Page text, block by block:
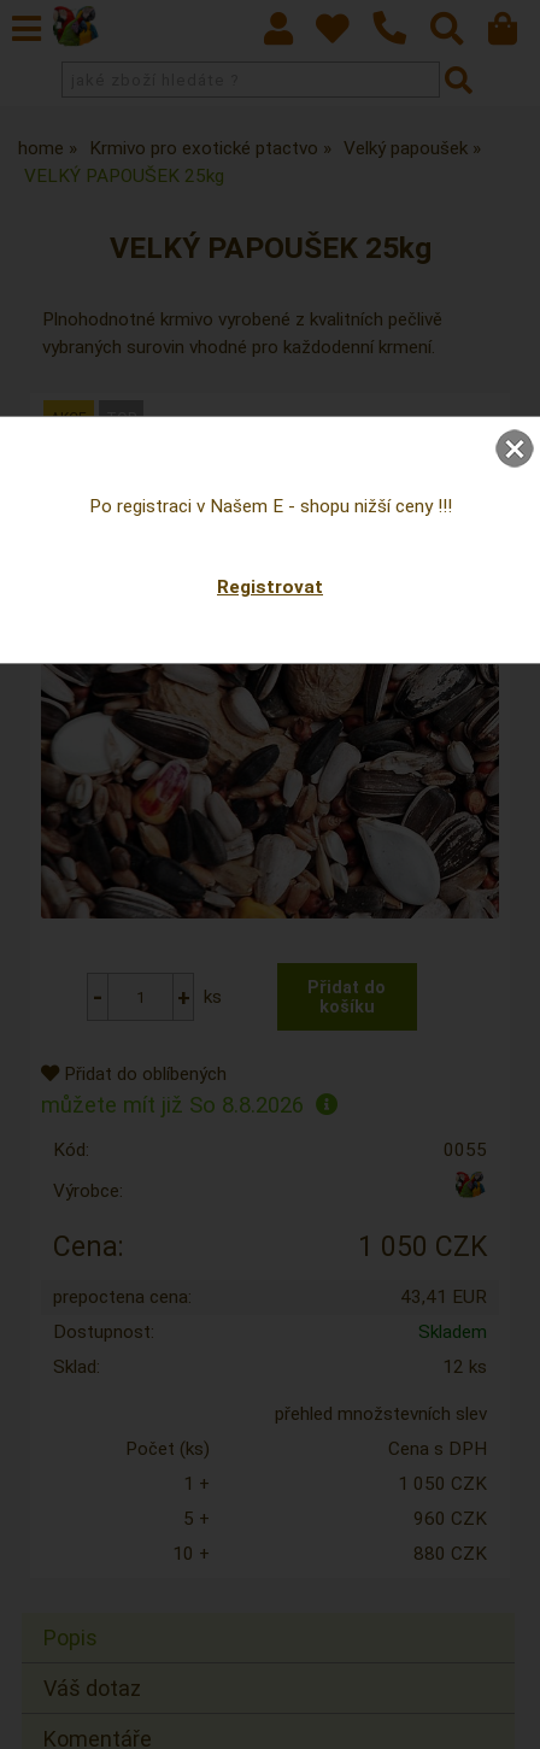
home Krmivo pro exotické ptactvo
Velký papoušek
VELKÝ PAPOUŠEK 25kg
VELKÝ PAPOUŠEK 25kg
Plnohodnotné krmivo vyrobené z kvalitních pečlivě
vybraných surovin vhodné pro každodenní krmení.
ks
Přidat do oblíbených
můžete mít již So 8.8.2026
Kód:
0055
Výrobce:
Cena: 1 050 CZK
prepoctena cena:
43,41 EUR
Dostupnost:
Skladem
Sklad:
12 ks
přehled množstevních slev
Počet (ks)
Cena s DPH
1 +
1 050 CZK
5 +
960 CZK
10 +
880 CZK
Popis
Váš dotaz
Komentáře
Po registraci v Našem E - shopu nižší ceny !!!
Registrovat